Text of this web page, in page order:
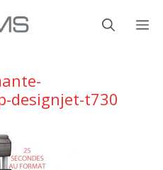
designjet-t730